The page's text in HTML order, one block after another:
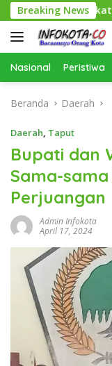
Langsung
ke
konten
Breaking News
Paling
Nasional Peristiwa
Beranda Daerah
Daerah, Taput
Bupati dan
Sama-
Perjuangan
Admin Infokota
April 17, 2024